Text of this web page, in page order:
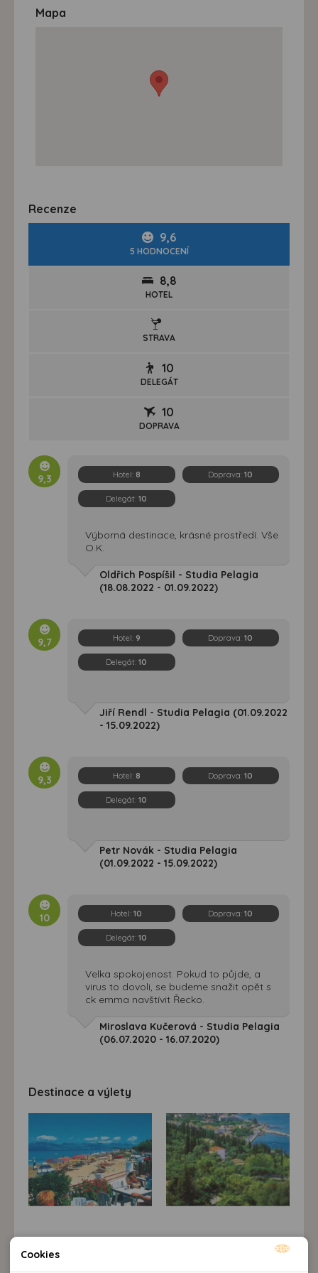
Mapa
Recenze
9,6
5 HODNOCENÍ
8,8
HOTEL
STRAVA
10
DELEGÁT
10
DOPRAVA
9,3 Hotel: 8 Doprava:10
Delegát:10
Výborná destinace, krásné prostředí. Vše
O.K.
Oldřich Pospíšil - Studia Pelagia
(18.08.2022 - 01.09.2022)
9,7 Hotel: 9 Doprava:10
Delegát:10
Jiří Rendl - Studia Pelagia (01.09.2022
- 15.09.2022)
9,3 Hotel: 8 Doprava:10
Delegát:10
Petr Novák - Studia Pelagia
(01.09.2022 - 15.09.2022)
10 Hotel:10 Doprava:10
Delegát:10
Velka spokojenost. Pokud to půjde, a
virus to dovoli, se budeme snažit opět s
ck emma navštívit Řecko.
Miroslava Kučerová - Studia Pelagia
(06.07.2020 - 16.07.2020)
Destinace a výlety
Popis destinace
Cookies